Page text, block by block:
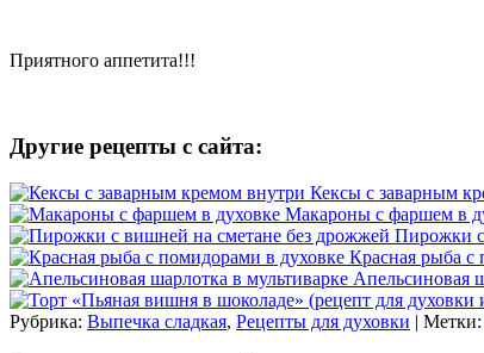
Приятного аппетита!!!
Другие рецепты с сайта:
Кексы с заварным
Макароны с фаршем в
Пирожки
Красная рыба с
Апельсиновая
Рубрика: Выпечка сладкая, Рецепты для духовки | Метки: